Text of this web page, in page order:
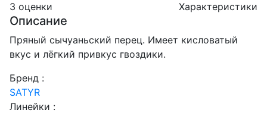
3 оценки Характеристики
Описание
Пряный сычуаньский перец. Имеет кисловатый
вкус и лёгкий привкус гвоздики.
Бренд :
SATYR
Линейки :